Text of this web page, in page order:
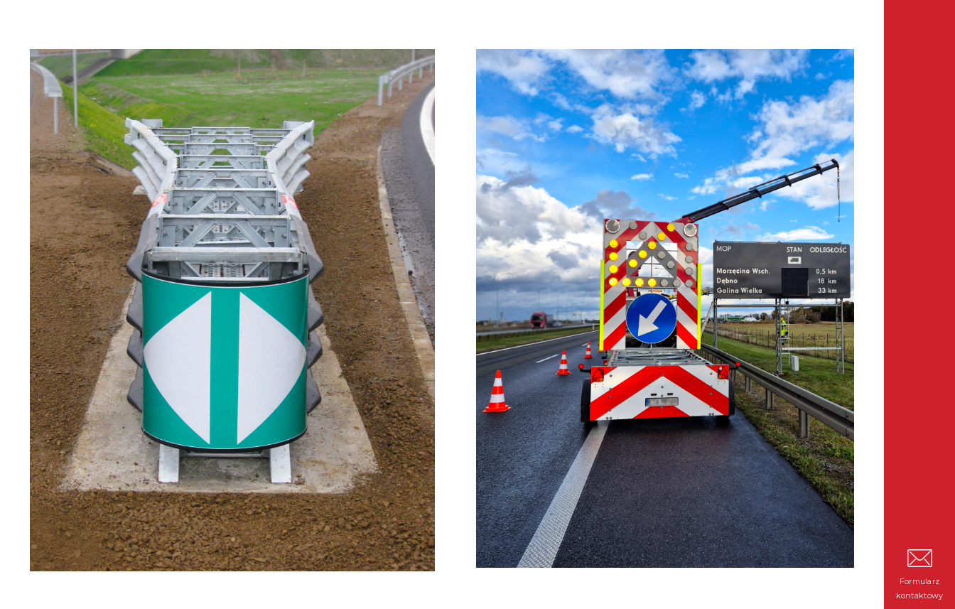
Formularz
kontaktowy